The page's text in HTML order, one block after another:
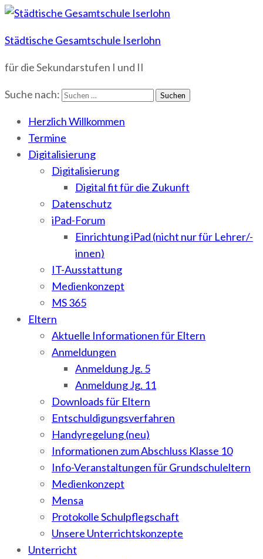
Städtische Gesamtschule Iserlohn
für die Sekundarstufen I und II
Suche nach:
Herzlich Willkommen
Termine
Digitalisierung
Digitalisierung
Digital fit für die Zukunft
Datenschutz
iPad-Forum
Einrichtung iPad (nicht nur für Lehrer/-
innen)
IT-Ausstattung
Medienkonzept
MS 365
Eltern
Aktuelle Informationen für Eltern
Anmeldungen
Anmeldung Jg. 5
Anmeldung Jg. 11
Downloads für Eltern
Entschuldigungsverfahren
Handyregelung (neu)
Informationen zum Abschluss Klasse 10
Info-Veranstaltungen für Grundschuleltern
Medienkonzept
Mensa
Protokolle Schulpflegschaft
Unsere Unterrichtskonzepte
Unterricht